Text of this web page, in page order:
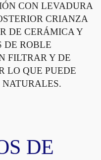
CON LEVADURA
CRIANZA
DE CERÁMICA Y
DE ROBLE
FILTRAR Y DE
LO QUE PUEDE
DE